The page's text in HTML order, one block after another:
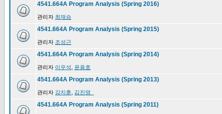
4541.664A Program Analysis (Spring 2016)
관리자 최재승
4541.664A Program Analysis (Spring 2015)
관리자 조성근
4541.664A Program Analysis (Spring 2014)
관리자 이우석 윤용호
4541.664A Program Analysis (Spring 2013)
관리자 강지훈 김진영_
4541.664A Program Analysis (Spring 2011)